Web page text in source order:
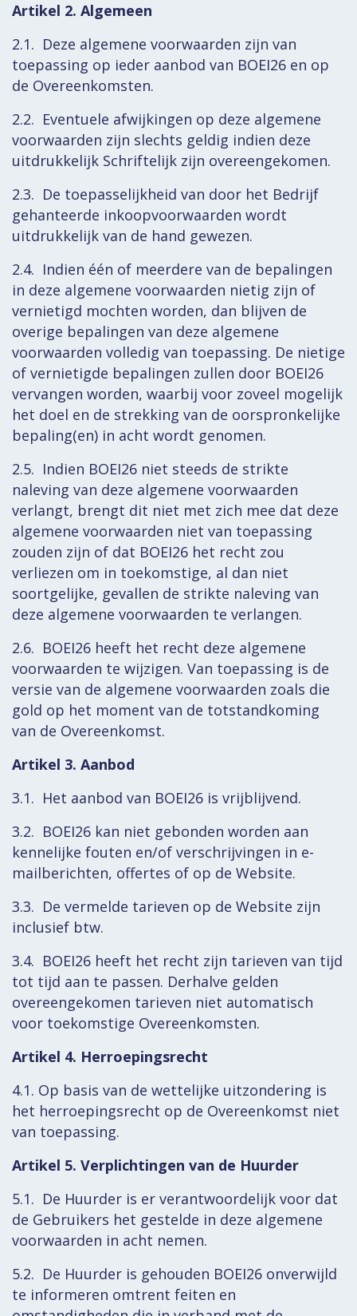
Artikel 2. Algemeen
2.1. Deze algemene voorwaarden zijn van
toepassing op ieder aanbod van BOEI26 en op
de Overeenkomsten.
2.2. Eventuele afwijkingen op deze algemene
voorwaarden zijn slechts geldig indien deze
uitdrukkelijk Schriftelijk zijn overeengekomen.
2.3. De toepasselijkheid van door het Bedrijf
gehanteerde inkoopvoorwaarden wordt
uitdrukkelijk van de hand gewezen.
2.4. Indien één of meerdere van de bepalingen
in deze algemene voorwaarden nietig zijn of
vernietigd mochten worden, dan blijven de
overige bepalingen van deze algemene
voorwaarden volledig van toepassing. De nietige
of vernietigde bepalingen zullen door BOEI26
vervangen worden, waarbij voor zoveel mogelijk
het doel en de strekking van de oorspronkelijke
bepaling(en) in acht wordt genomen.
2.5. Indien BOEI26 niet steeds de strikte
naleving van deze algemene voorwaarden
verlangt, brengt dit niet met zich mee dat deze
algemene voorwaarden niet van toepassing
zouden zijn of dat BOEI26 het recht zou
verliezen om in toekomstige, al dan niet
soortgelijke, gevallen de strikte naleving van
deze algemene voorwaarden te verlangen.
2.6. BOEI26 heeft het recht deze algemene
voorwaarden te wijzigen. Van toepassing is de
versie van de algemene voorwaarden zoals die
gold op het moment van de totstandkoming
van de Overeenkomst.
Artikel 3. Aanbod
3.1. Het aanbod van BOEI26 is vrijblijvend.
3.2. BOEI26 kan niet gebonden worden aan
kennelijke fouten en/of verschrijvingen in e-
mailberichten, offertes of op de Website.
3.3. De vermelde tarieven op de Website zijn
inclusief btw.
3.4. BOEI26 heeft het recht zijn tarieven van tijd
tot tijd aan te passen. Derhalve gelden
overeengekomen tarieven niet automatisch
voor toekomstige Overeenkomsten.
Artikel 4. Herroepingsrecht
4.1. Op basis van de wettelijke uitzondering is
het herroepingsrecht op de Overeenkomst niet
van toepassing.
Artikel 5. Verplichtingen van de Huurder
5.1. De Huurder is er verantwoordelijk voor dat
de Gebruikers het gestelde in deze algemene
voorwaarden in acht nemen.
5.2. De Huurder is gehouden BOEI26 onverwijld
te informeren omtrent feiten en